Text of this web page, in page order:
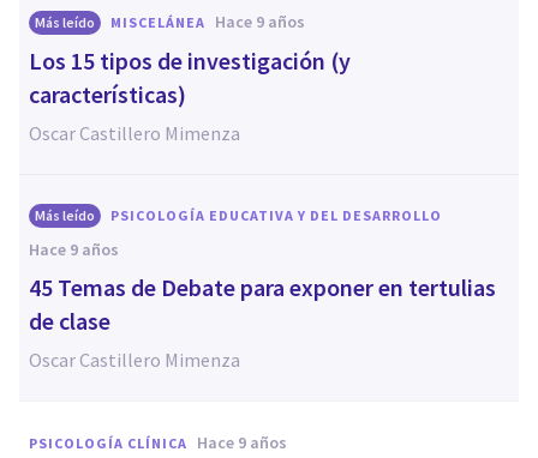
Más leído MISCELÁNEA hace 9 años
Los 15 tipos de investigación (y
características)
Oscar Castillero Mimenza
Más leído PSICOLOGÍA EDUCATIVA Y DEL DESARROLLO
hace 9 años
45 Temas de Debate para exponer en tertulias
de clase
Oscar Castillero Mimenza
PSICOLOGÍA CLÍNICA hace 9 años